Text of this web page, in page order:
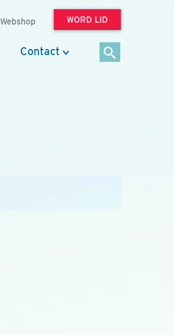
Webshop WORD LID
Contact